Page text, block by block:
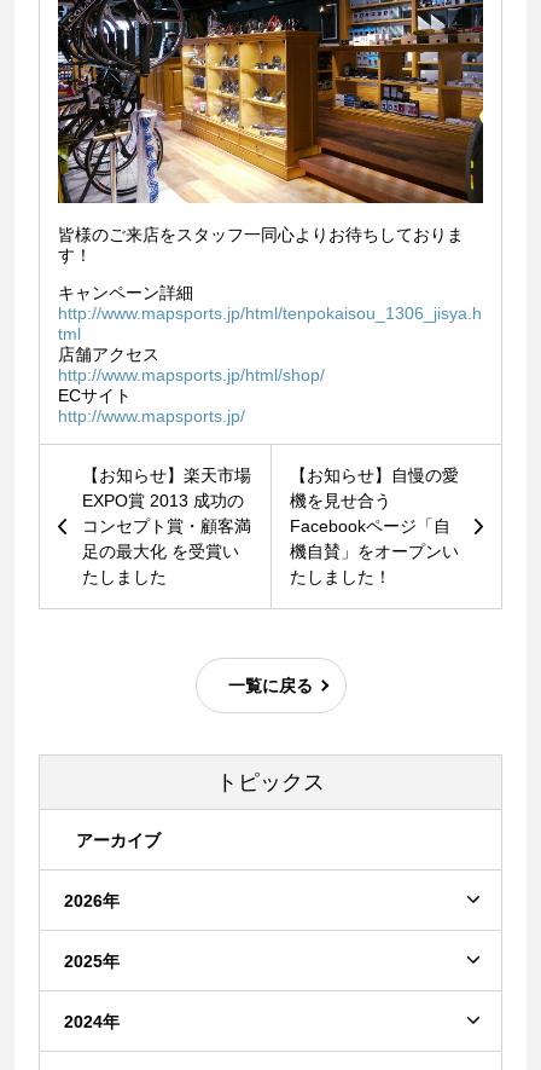
皆様のご来店をスタッフ一同心よりお待ちしておりま
す！
キャンペーン詳細
http://www.mapsports.jp/html/tenpokaisou_1306_jisya.h
tml
店舗アクセス
http://www.mapsports.jp/html/shop/
ECサイト
http://www.mapsports.jp/
【お知らせ】楽天市場
EXPO賞 2013 成功の
コンセプト賞・顧客満
足の最大化 を受賞い
たしました
【お知らせ】自慢の愛
機を見せ合う
Facebookページ「自
機自賛」をオープンい
たしました！
一覧に戻る
トピックス
アーカイブ
2026年
2025年
2024年